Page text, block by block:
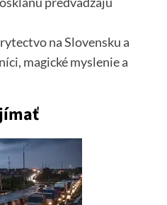
na Slovensku a
magické myslenie a